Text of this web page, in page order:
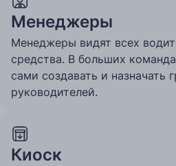
Менеджеры
Менеджеры видят всех
средства. В больших
сами создавать и назначать
руководителей.
Киоск